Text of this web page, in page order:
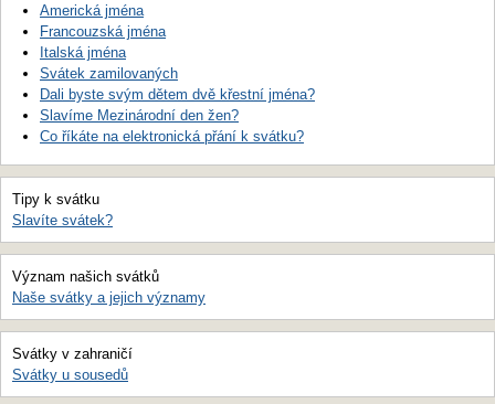
Americká jména
Francouzská jména
Italská jména
Svátek zamilovaných
Dali byste svým dětem dvě křestní jména?
Slavíme Mezinárodní den žen?
Co říkáte na elektronická přání k svátku?
Tipy k svátku
Slavíte svátek?
Význam našich svátků
Naše svátky a jejich významy
Svátky v zahraničí
Svátky u sousedů